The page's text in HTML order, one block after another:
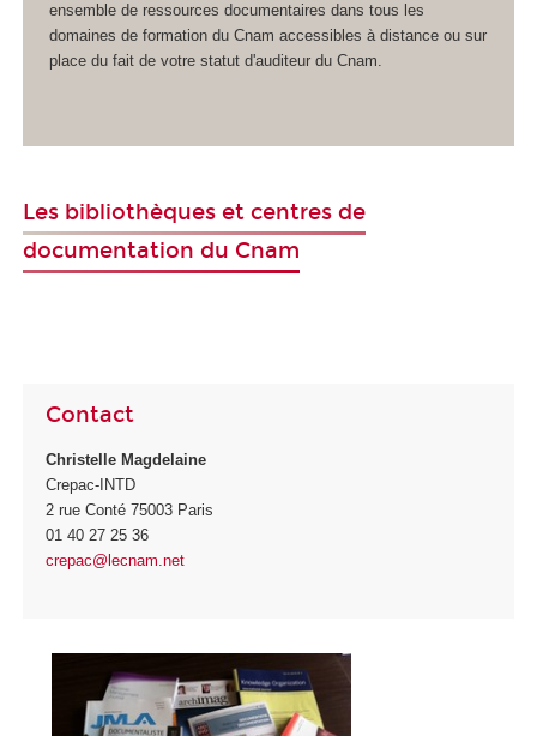
ensemble de ressources documentaires dans tous les
domaines de formation du Cnam accessibles à distance ou sur
place du fait de votre statut d'auditeur du Cnam.
Les bibliothèques et centres de
documentation du Cnam
Contact
Christelle Magdelaine
Crepac-INTD
2 rue Conté 75003 Paris
01 40 27 25 36
crepac@lecnam.net